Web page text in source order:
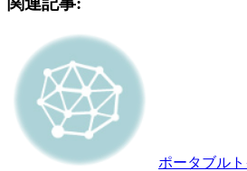
ポータブル